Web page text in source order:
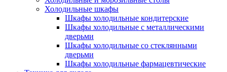
Холодильные шкафы
Шкафы холодильные кондитерские
Шкафы холодильные с металлическими
дверьми
Шкафы холодильные со стеклянными
дверьми
Шкафы холодильные фармацевтические